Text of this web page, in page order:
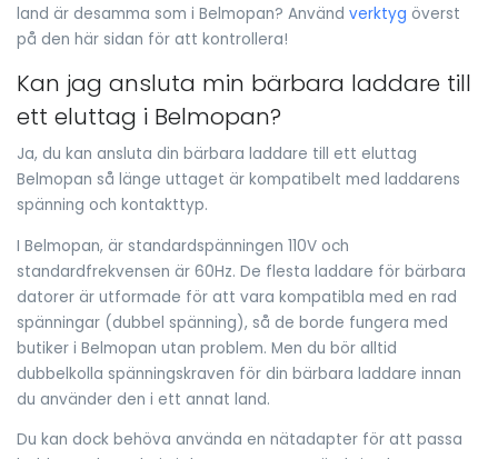
land är desamma som i Belmopan? Använd verktyg överst
på den här sidan för att kontrollera!
Kan jag ansluta min bärbara laddare till
ett eluttag i Belmopan?
Ja, du kan ansluta din bärbara laddare till ett eluttag
Belmopan så länge uttaget är kompatibelt med laddarens
spänning och kontakttyp.
I Belmopan, är standardspänningen 110V och
standardfrekvensen är 60Hz. De flesta laddare för bärbara
datorer är utformade för att vara kompatibla med en rad
spänningar (dubbel spänning), så de borde fungera med
butiker i Belmopan utan problem. Men du bör alltid
dubbelkolla spänningskraven för din bärbara laddare innan
du använder den i ett annat land.
Du kan dock behöva använda en nätadapter för att passa